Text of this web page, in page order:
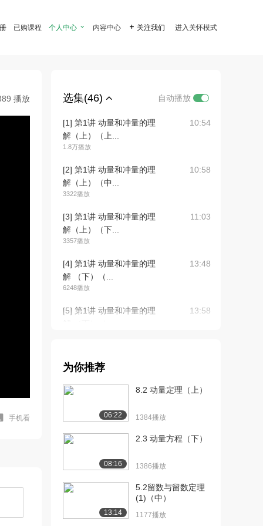
已购课程 个人中心  内容中心  关注我们 进入关怀模式
播放
手机看
选集(46) 自动播放
[1] 第1讲 动量和冲量的理
解（上）（上...
1.8万播放
10:54
[2] 第1讲 动量和冲量的理
解（上）（中...
3322播放
10:58
[3] 第1讲 动量和冲量的理
解（上）（下...
3357播放
11:03
[4] 第1讲 动量和冲量的理
解 （下）（...
6248播放
13:48
[5] 第1讲 动量和冲量的理
13:58
解 （下）（...
[9] 第2讲 动量定理（上）
为你推荐
06:22
8.2 动量定理（上）
1384播放
08:16
2.3 动量方程（下）
1386播放
13:14
5.2留数与留数定理
(1)（中）
1177播放